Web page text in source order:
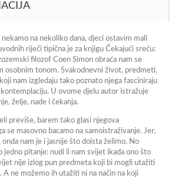
na nekoliko dana, djeci ostavim mali
riječi tipična je za knjigu Čekajući sreću:
filozof Coen Simon obraća nam se
osobnim tonom. Svakodnevni život, predmeti,
nam izgledaju tako poznato njega fasciniraju
U ovome djelu autor istražuje
želje, nade i čekanja.
previše, barem tako glasi njegova
se masovno bacamo na samoistraživanje. Jer,
nam je i jasnije što doista želimo. No
jedno pitanje: nudi li nam svijet ikada ono što
nije izlog pun predmeta koji bi mogli utažiti
A ne možemo ih utažiti ni na način na koji